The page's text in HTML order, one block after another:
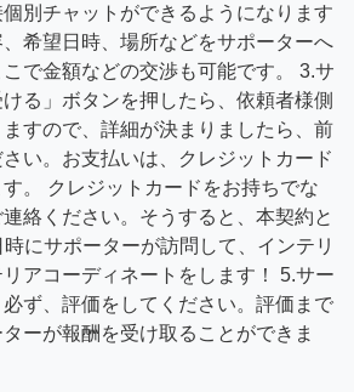
別チャットができるようになります
希望日時、場所などをサポーターへ
で金額などの交渉も可能です。 3.サ
る」ボタンを押したら、依頼者様側
すので、詳細が決まりましたら、前
い。お支払いは、クレジットカード
。 クレジットカードをお持ちでな
絡ください。そうすると、本契約と
にサポーターが訪問して、インテリ
アコーディネートをします！ 5.サー
ず、評価をしてください。評価まで
ーが報酬を受け取ることができま